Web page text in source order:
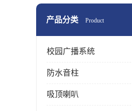
产品分类 Product
校园广播系统
防水音柱
吸顶喇叭